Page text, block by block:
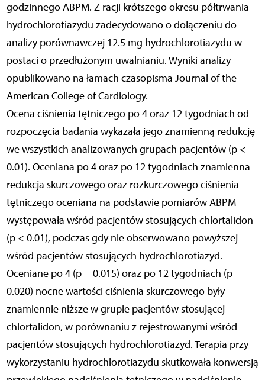
godzinnego ABPM. Z racji krótszego okresu półtrwania
hydrochlorotiazydu zadecydowano o dołączeniu do
analizy porównawczej 12.5 mg hydrochlorotiazydu w
postaci o przedłużonym uwalnianiu. Wyniki analizy
opublikowano na łamach czasopisma Journal of the
American College of Cardiology.
Ocena ciśnienia tętniczego po 4 oraz 12 tygodniach od
rozpoczęcia badania wykazała jego znamienną redukcję
we wszystkich analizowanych grupach pacjentów (p <
0.01). Oceniana po 4 oraz po 12 tygodniach znamienna
redukcja skurczowego oraz rozkurczowego ciśnienia
tętniczego oceniana na podstawie pomiarów ABPM
występowała wśród pacjentów stosujących chlortalidon
(p < 0.01), podczas gdy nie obserwowano powyższej
wśród pacjentów stosujących hydrochlorotiazyd.
Oceniane po 4 (p = 0.015) oraz po 12 tygodniach (p =
0.020) nocne wartości ciśnienia skurczowego były
znamiennie niższe w grupie pacjentów stosującej
chlortalidon, w porównaniu z rejestrowanymi wśród
pacjentów stosujących hydrochlorotiazyd. Terapia przy
wykorzystaniu hydrochlorotiazydu skutkowała konwersją